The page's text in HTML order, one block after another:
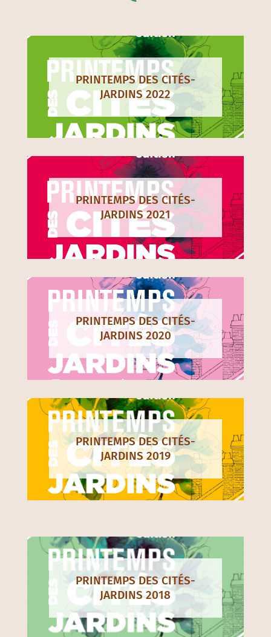
PRINTEMPS DES CITÉS-
JARDINS 2022
PRINTEMPS DES CITÉS-
JARDINS 2021
PRINTEMPS DES CITÉS-
JARDINS 2020
PRINTEMPS DES CITÉS-
JARDINS 2019
PRINTEMPS DES CITÉS-
JARDINS 2018